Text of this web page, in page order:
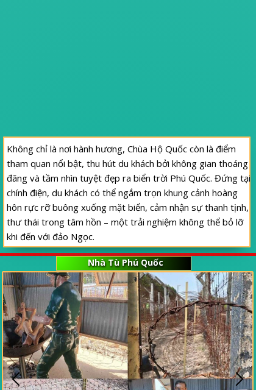
Không chỉ là nơi hành hương, Chùa Hộ Quốc còn là điểm
tham quan nổi bật, thu hút du khách bởi không gian thoáng
đãng và tầm nhìn tuyệt đẹp ra biển trời Phú Quốc. Đứng tại
chính điện, du khách có thể ngắm trọn khung cảnh hoàng
hôn rực rỡ buông xuống mặt biển, cảm nhận sự thanh tịnh,
thư thái trong tâm hồn – một trải nghiệm không thể bỏ lỡ
khi đến với đảo Ngọc.
Nhà Tù Phú Quốc